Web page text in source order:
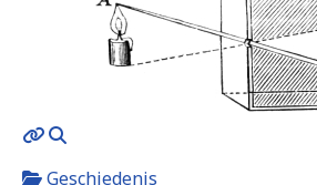
Geschiedenis